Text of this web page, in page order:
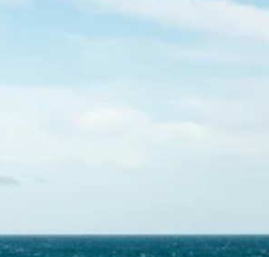
się z nami